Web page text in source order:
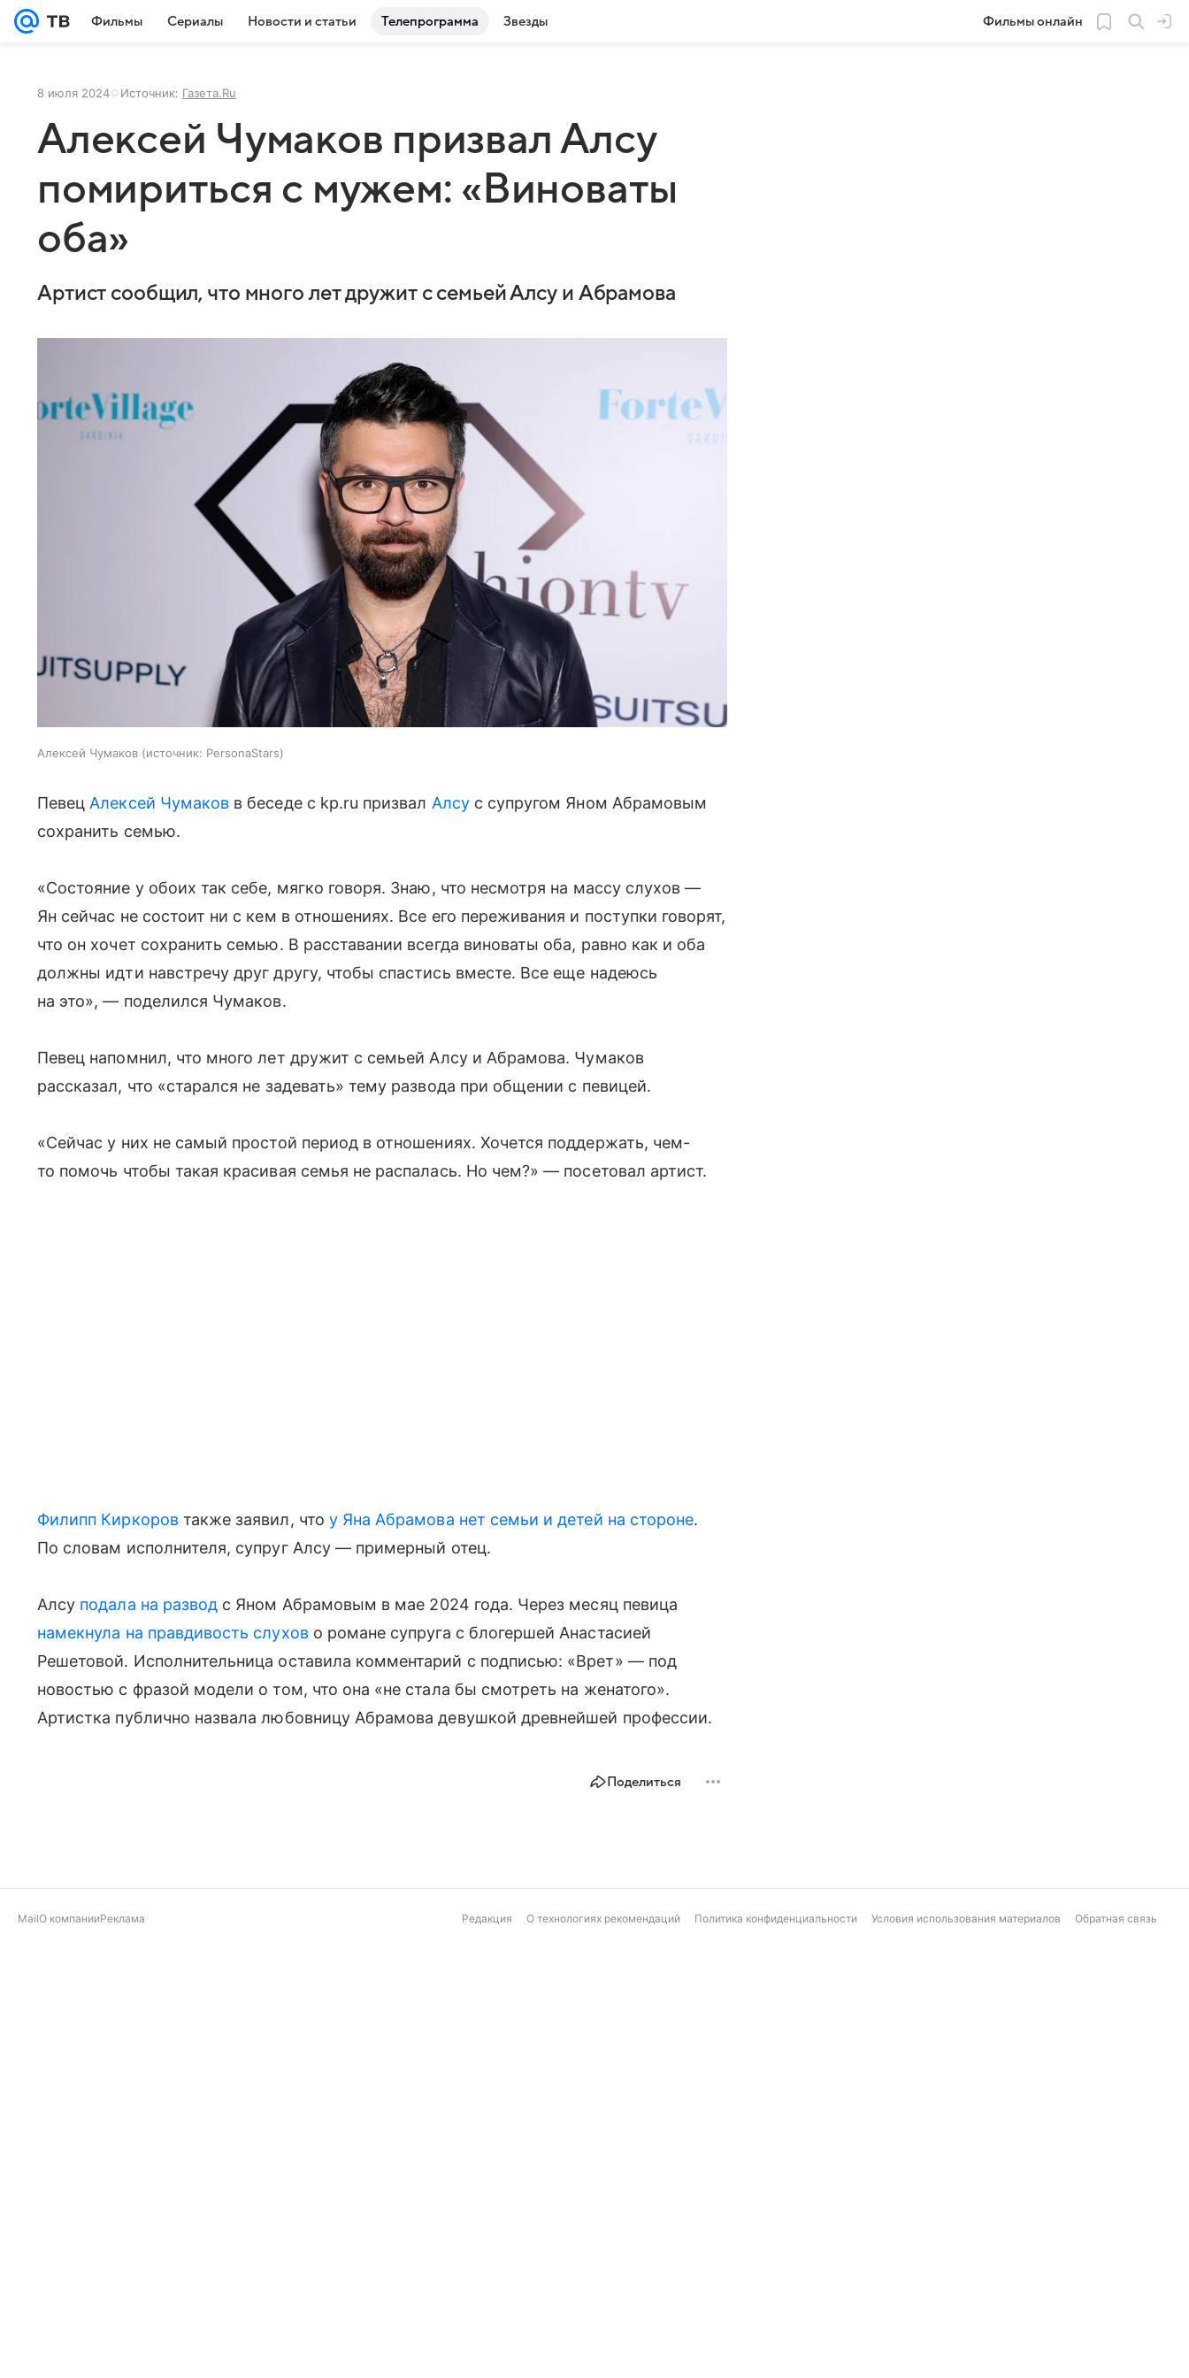
Фильмы Сериалы Новости и статьи Телепрограмма Звезды Фильмы онлайн
8 июля 2024 Источник: Газета.Ru
Алексей Чумаков призвал Алсу
помириться с мужем: «Виноваты
оба»
Артист сообщил, что много лет дружит с семьей Алсу и Абрамова
Алексей Чумаков источник: PersonaStars
Певец Алексей Чумаков в беседе с kp.ru призвал Алсус супругом Яном Абрамовым
сохранить семью.
«Состояние у обоих так себе, мягко говоря. Знаю, что несмотря на массу слухов —
Ян сейчас не состоит ни с кем в отношениях. Все его переживания и поступки говорят,
что он хочет сохранить семью. В расставании всегда виноваты оба, равно как и оба
должны идти навстречу друг другу, чтобы спастись вместе. Все еще надеюсь
на это», — поделился Чумаков.
Певец напомнил, что много лет дружит с семьей Алсу и Абрамова. Чумаков
рассказал, что «старался не задевать» тему развода при общении с певицей.
«Сейчас у них не самый простой период в отношениях. Хочется поддержать, чем-
то помочь чтобы такая красивая семья не распалась. Но чем?» — посетовал артист.
Филипп Киркоровтакже заявил, что у Яна Абрамова нет семьи и детей на стороне.
По словам исполнителя, супруг Алсу — примерный отец.
Алсу подала на развод с Яном Абрамовым в мае 2024 года. Через месяц певица
намекнула на правдивость слухово романе супруга с блогершей Анастасией
Решетовой. Исполнительница оставила комментарий с подписью: «Врет» — под
новостью с фразой модели о том, что она «не стала бы смотреть на женатого».
Артистка публично назвала любовницу Абрамова девушкой древнейшей профессии.
Поделиться
MailО компанииРеклама Редакция О технологиях рекомендаций Политика конфиденциальности Условия использования материалов Обратная связь